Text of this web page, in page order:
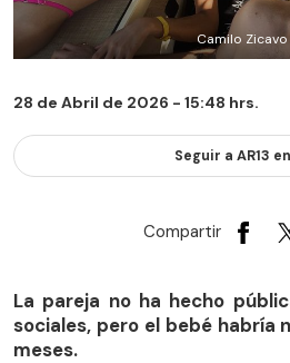
Camilo
28 de Abril de 2026 - 15:48 hrs.
Seguir a AR13 en
Compartir
La pareja no ha hecho
sociales, pero el bebé habría
meses.